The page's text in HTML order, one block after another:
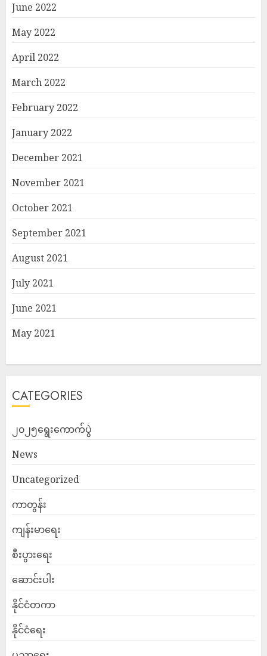
June 2022
May 2022
April 2022
March 2022
February 2022
January 2022
December 2021
November 2021
October 2021
September 2021
August 2021
July 2021
June 2021
May 2021
CATEGORIES
၂၀၂၅ရွေးကောက်ပွဲ
News
Uncategorized
ကာတွန်း
ကျန်းမာရေး
စီးပွားရေး
ဆောင်းပါး
နိုင်ငံတကာ
နိုင်ငံရေး